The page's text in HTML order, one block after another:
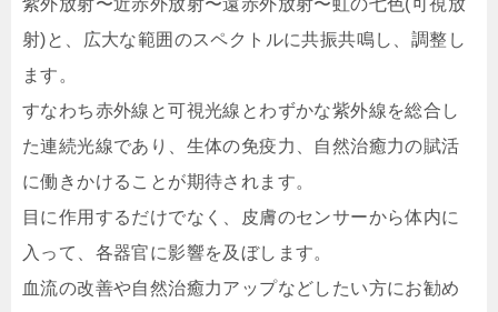
紫外放射〜近赤外放射〜遠赤外放射〜虹の七色(可視放
射)と、広大な範囲のスペクトルに共振共鳴し、調整し
ます。
すなわち赤外線と可視光線とわずかな紫外線を総合し
た連続光線であり、生体の免疫力、自然治癒力の賦活
に働きかけることが期待されます。
目に作用するだけでなく、皮膚のセンサーから体内に
入って、各器官に影響を及ぼします。
血流の改善や自然治癒力アップなどしたい方にお勧め